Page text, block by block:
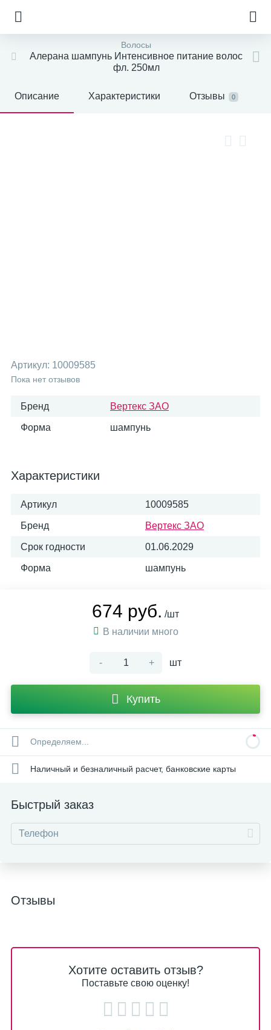
Волосы
Алерана шампунь Интенсивное питание волос
фл. 250мл
Описание Характеристики Отзывы 0
Артикул: 10009585
Пока нет отзывов
Бренд Вертекс ЗАО
Форма шампунь
Характеристики
Артикул 10009585
Бренд Вертекс ЗАО
Срок годности 01.06.2029
Форма шампунь
674 руб. /шт
В наличии много
- + шт
Купить
Определяем...
Наличный и безналичный расчет, банковские карты
Быстрый заказ
Отзывы
Хотите оставить отзыв?
Поставьте свою оценку!